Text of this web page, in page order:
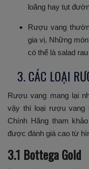
loãng hay tụt
Rượu vang
gia vị. Những
có thể là salad
3. CÁC LOẠI
Rượu vang mang lại
vậy thì loại rượu vang
Chính Hãng tham
được đánh giá cao từ
3.1 Bottega Gold